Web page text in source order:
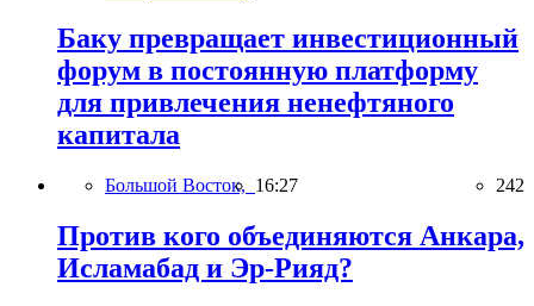
Баку превращает инвестиционный
форум в постоянную платформу
для привлечения ненефтяного
капитала
Большой Восток, 16:27 242
Против кого объединяются Анкара,
Исламабад и Эр-Рияд?